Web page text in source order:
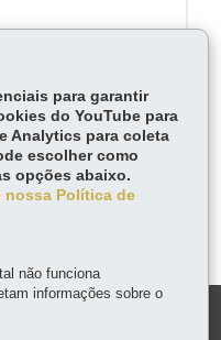
W
ha
ts
Imprimir Baixar
para garantir
do YouTube para
Analytics para coleta
escolher como
opções abaixo.
nossa Política de
não funciona
informações sobre o